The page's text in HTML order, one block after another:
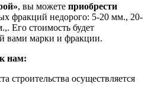
, вы можете приобрести
фракций недорого: 5-20 мм., 20-
Его стоимость будет
вами марки и фракции.
нам:
строительства осуществляется